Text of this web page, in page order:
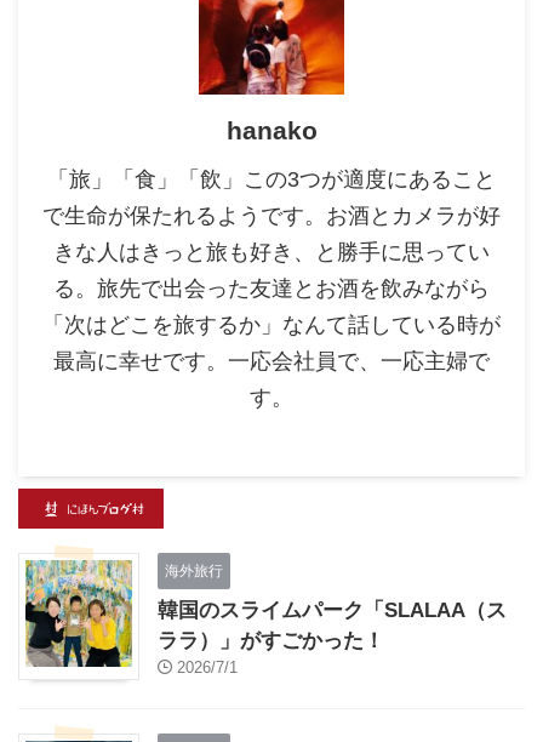
hanako
「旅」「食」「飲」この3つが適度にあること
で生命が保たれるようです。お酒とカメラが好
きな人はきっと旅も好き、と勝手に思ってい
る。旅先で出会った友達とお酒を飲みながら
「次はどこを旅するか」なんて話している時が
最高に幸せです。一応会社員で、一応主婦で
す。
海外旅行
韓国のスライムパーク「SLALAA（ス
ララ）」がすごかった！
2026/7/1